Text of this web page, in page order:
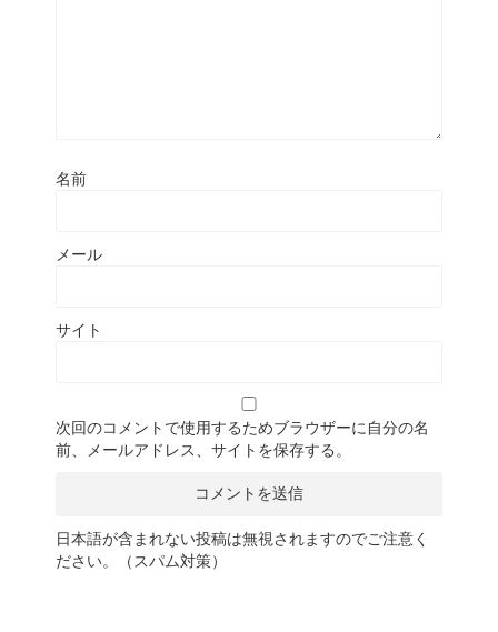
名前
メール
サイト
次回のコメントで使用するためブラウザーに自分の名
前、メールアドレス、サイトを保存する。
日本語が含まれない投稿は無視されますのでご注意く
ださい。（スパム対策）